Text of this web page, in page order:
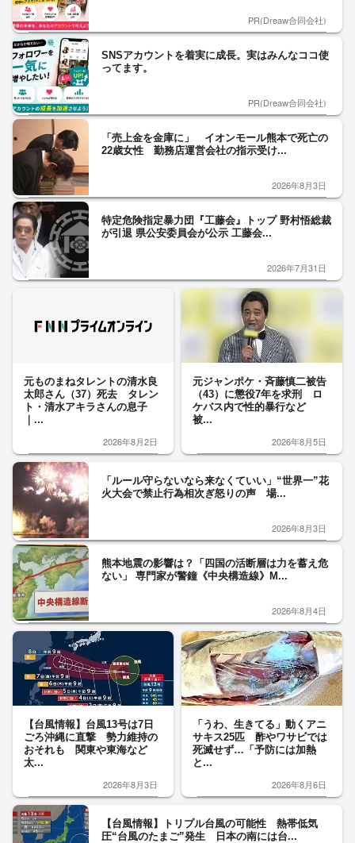
PR(Dreaw合同会社)
SNSアカウントを着実に成長。実はみんなココ使
ってます。
PR(Dreaw合同会社)
「売上金を金庫に」 イオンモール熊本で死亡の
22歳女性 勤務店運営会社の指示受け...
2026年8月3日
特定危険指定暴力団『工藤会』トップ 野村悟総裁
が引退 県公安委員会が公示 工藤会...
2026年7月31日
元ものまねタレントの清水良
太郎さん（37）死去 タレン
ト・清水アキラさんの息子
｜...
2026年8月2日
元ジャンポケ・斉藤慎二被告
（43）に懲役7年を求刑 ロ
ケバス内で性的暴行など
被...
2026年8月5日
「ルール守らないなら来なくていい」“世界一”花
火大会で禁止行為相次ぎ怒りの声 場...
2026年8月3日
熊本地震の影響は？「四国の活断層は力を蓄え危
ない」 専門家が警鐘《中央構造線》M...
2026年8月4日
【台風情報】台風13号は7日
ごろ沖縄に直撃 勢力維持の
おそれも 関東や東海など
太...
2026年8月3日
「うわ、生きてる」動くアニ
サキス25匹 酢やワサビでは
死滅せず…「予防には加熱
と...
2026年8月6日
【台風情報】トリプル台風の可能性 熱帯低気
圧“台風のたまご”発生 日本の南には台...